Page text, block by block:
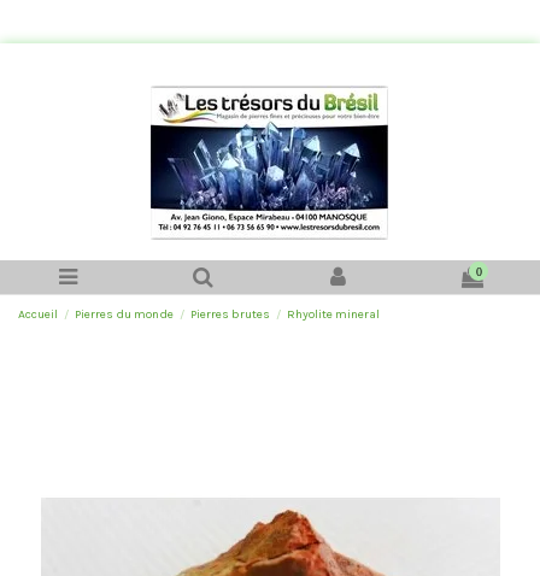
0
Accueil Pierres du monde Pierres brutes Rhyolite mineral